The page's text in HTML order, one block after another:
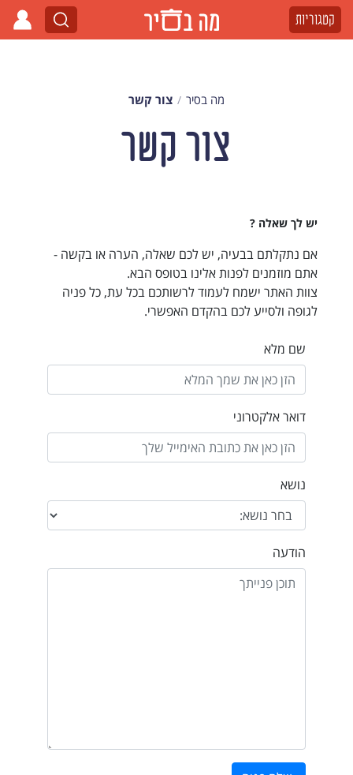
קטגוריות
מה בסיר צור קשר
צור קשר
יש לך שאלה ?
אם נתקלתם בבעיה, יש לכם שאלה, הערה או בקשה -
אתם מוזמנים לפנות אלינו בטופס הבא.
צוות האתר ישמח לעמוד לרשותכם בכל עת, כל פניה
לגופה ולסייע לכם בהקדם האפשרי.
שם מלא
דואר אלקטרוני
נושא
הודעה